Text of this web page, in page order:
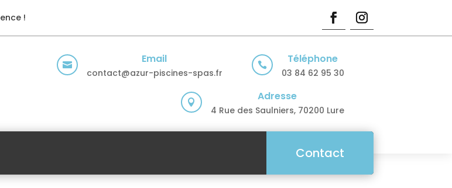
!
 Email
contact@azur-piscines-spas.fr
 Téléphone
03 84 62 95 30
 Adresse
4 Rue des Saulniers, 70200 Lure
Contact